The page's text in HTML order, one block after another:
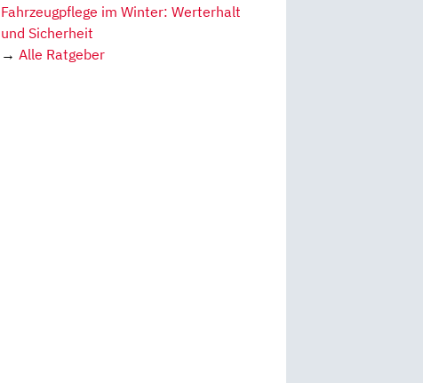
Fahrzeugpflege im Winter: Werterhalt
und Sicherheit
→ Alle Ratgeber